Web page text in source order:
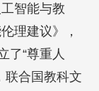
智能与教
理建议》，
了“尊重人
联合国教科文